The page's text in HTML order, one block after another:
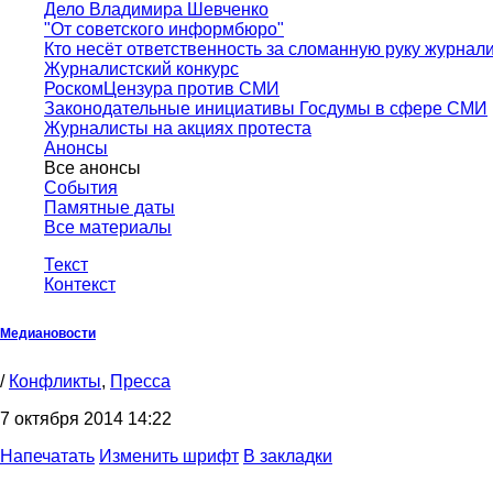
Дело Владимира Шевченко
"От советского информбюро"
Кто несёт ответственность за сломанную руку
Журналистский конкурс
РоскомЦензура против СМИ
Законодательные инициативы Госдумы в сфере СМИ
Журналисты на акциях протеста
Анонсы
Все анонсы
События
Памятные даты
Все материалы
Текст
Контекст
Медиановости
/ Конфликты, Пресса
7 октября 2014 14:22
Напечатать Изменить шрифт В закладки